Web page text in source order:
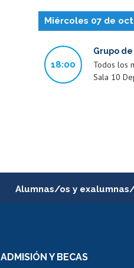
Miércoles 07 de
18:00
Grupo
Todos los
Sala 10
Alumnas/os y
ADMISIÓN Y BECAS